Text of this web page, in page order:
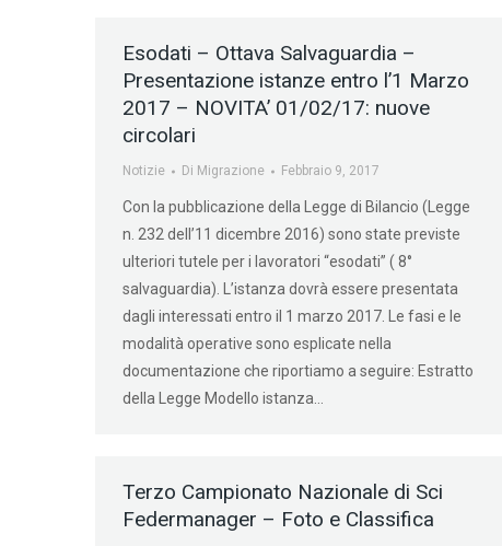
Esodati – Ottava Salvaguardia –
Presentazione istanze entro l’1 Marzo
2017 – NOVITA’ 01/02/17: nuove
circolari
Notizie Di Migrazione Febbraio 9, 2017
Con la pubblicazione della Legge di Bilancio (Legge
n. 232 dell’11 dicembre 2016) sono state previste
ulteriori tutele per i lavoratori “esodati” ( 8°
salvaguardia). L’istanza dovrà essere presentata
dagli interessati entro il 1 marzo 2017. Le fasi e le
modalità operative sono esplicate nella
documentazione che riportiamo a seguire: Estratto
della Legge Modello istanza…
Terzo Campionato Nazionale di Sci
Federmanager – Foto e Classifica